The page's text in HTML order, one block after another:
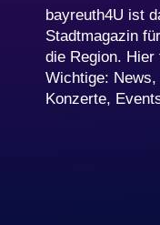
bayreuth4U ist
Stadtmagazin
die Region.
Wichtige: News,
Konzerte,